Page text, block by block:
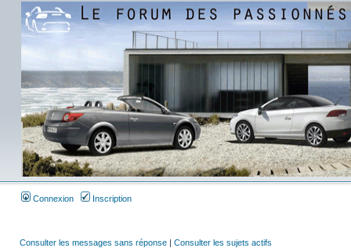
Connexion Inscription
Consulter les messages sans réponse | Consulter les sujets actifs